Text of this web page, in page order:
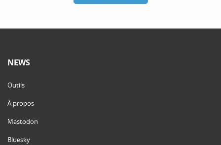
NEWS
Outils
À propos
Mastodon
Bluesky